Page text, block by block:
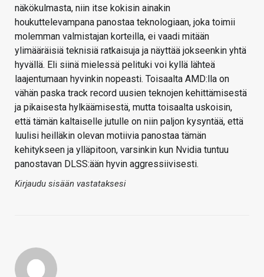
näkökulmasta, niin itse kokisin ainakin
houkuttelevampana panostaa teknologiaan, joka toimii
molemman valmistajan korteilla, ei vaadi mitään
ylimääräisiä teknisiä ratkaisuja ja näyttää jokseenkin yhtä
hyvällä. Eli siinä mielessä pelituki voi kyllä lähteä
laajentumaan hyvinkin nopeasti. Toisaalta AMD:lla on
vähän paska track record uusien teknojen kehittämisestä
ja pikaisesta hylkäämisestä, mutta toisaalta uskoisin,
että tämän kaltaiselle jutulle on niin paljon kysyntää, että
luulisi heilläkin olevan motiivia panostaa tämän
kehitykseen ja ylläpitoon, varsinkin kun Nvidia tuntuu
panostavan DLSS:ään hyvin aggressiivisesti.
Kirjaudu sisään vastataksesi